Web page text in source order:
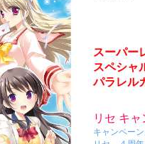
スーパー
スペシャ
パラレル
リセ キ
キャンペー